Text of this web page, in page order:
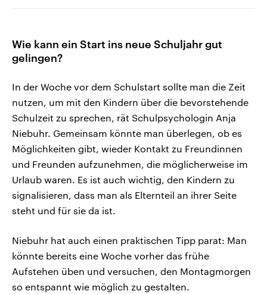
Wie kann ein Start ins neue Schuljahr gut
gelingen?
In der Woche vor dem Schulstart sollte man die Zeit
nutzen, um mit den Kindern über die bevorstehende
Schulzeit zu sprechen, rät Schulpsychologin Anja
Niebuhr. Gemeinsam könnte man überlegen, ob es
Möglichkeiten gibt, wieder Kontakt zu Freundinnen
und Freunden aufzunehmen, die möglicherweise im
Urlaub waren. Es ist auch wichtig, den Kindern zu
signalisieren, dass man als Elternteil an ihrer Seite
steht und für sie da ist.
Niebuhr hat auch einen praktischen Tipp parat: Man
könnte bereits eine Woche vorher das frühe
Aufstehen üben und versuchen, den Montagmorgen
so entspannt wie möglich zu gestalten.